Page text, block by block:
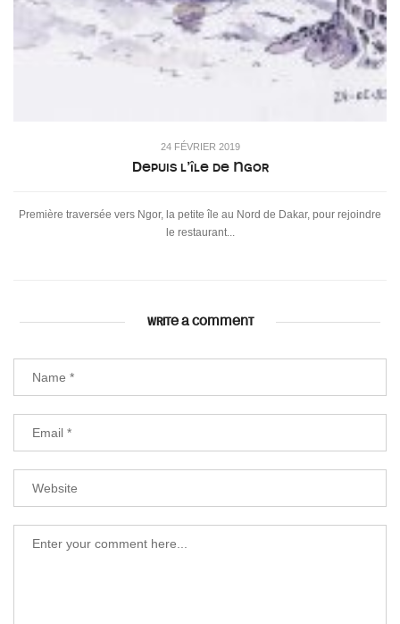
24 FÉVRIER 2019
Depuis l’île de Ngor
Première traversée vers Ngor, la petite île au Nord de Dakar, pour rejoindre
le restaurant...
WRITE A COMMENT